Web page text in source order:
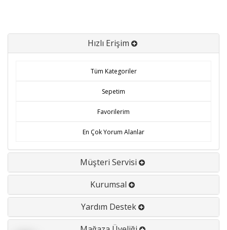
Hızlı Erişim
Tüm Kategoriler
Sepetim
Favorilerim
En Çok Yorum Alanlar
Müşteri Servisi
Kurumsal
Yardım Destek